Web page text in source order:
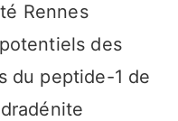
Rennes
des
du peptide-1 de